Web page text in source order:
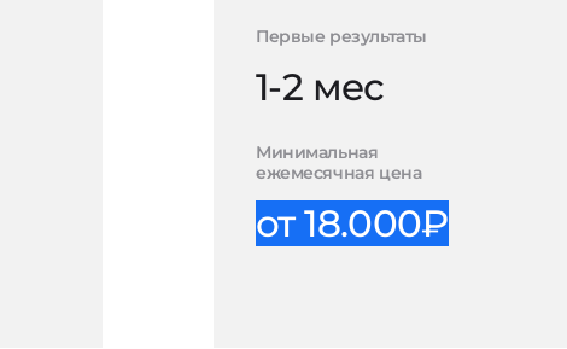
Первые результаты
1-2 мес
Минимальная
ежемесячная цена
от 18.000₽